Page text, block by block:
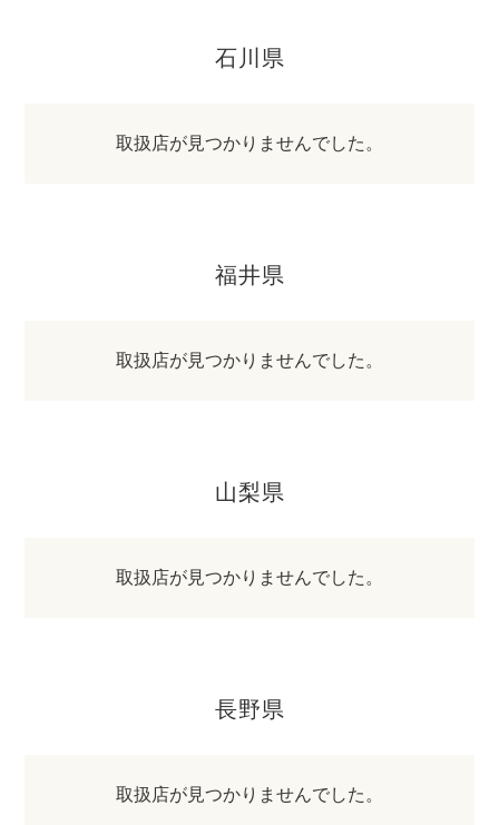
石川県
取扱店が見つかりませんでした。
福井県
取扱店が見つかりませんでした。
山梨県
取扱店が見つかりませんでした。
長野県
取扱店が見つかりませんでした。